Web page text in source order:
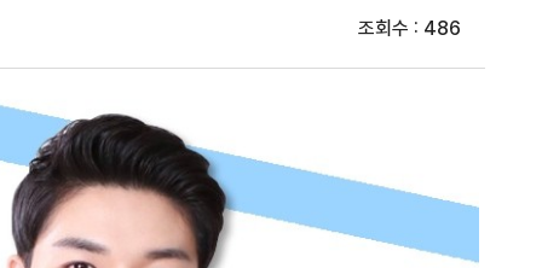
조회수 : 486